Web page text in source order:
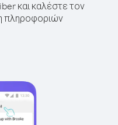
και καλέστε τον
πληροφοριών